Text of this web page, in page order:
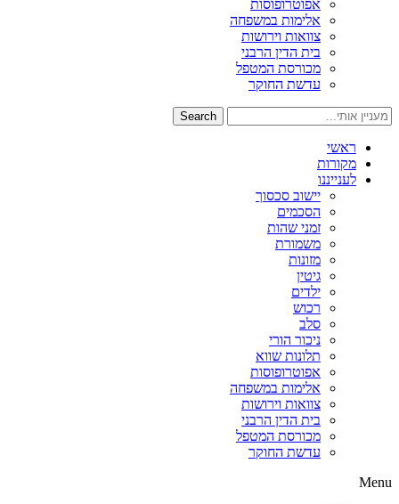
אפוטרופוסות
אלימות במשפחה
צוואות וירושות
בית הדין הרבני
מכורסת המטפל
עדשת החוקר
Search
ראשי
מקורות
לענייננו
יישוב סכסוך
הסכמים
זמני שהות
משמורת
מזונות
גיטין
ילדים
רכוש
סלב
ניכור הורי
תלונות שווא
אפוטרופוסות
אלימות במשפחה
צוואות וירושות
בית הדין הרבני
מכורסת המטפל
עדשת החוקר
Menu